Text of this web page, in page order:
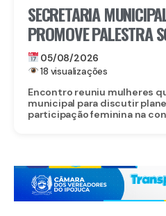
SECRETARIA
PROMOVE PALESTRA
PROTAGONISMO
FORMULAÇÃO DE
GRAVATÁ
05/08/2026
18 visualizações
Encontro reuniu mulheres
municipal para discutir
participação feminina na